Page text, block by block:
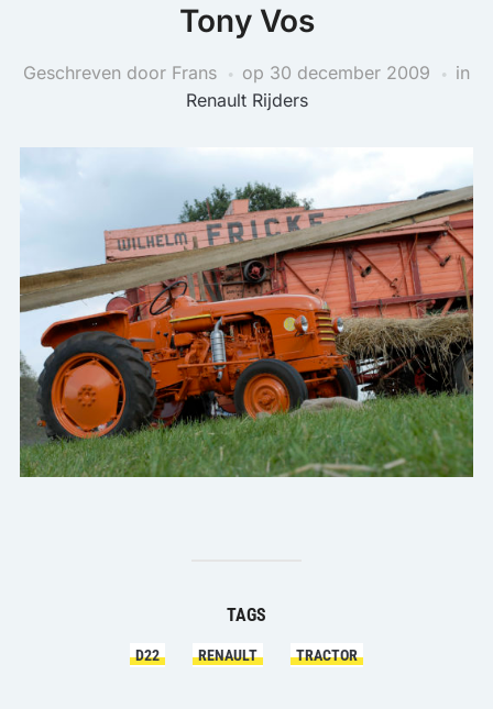
Tony Vos
Geschreven door Frans op 30 december 2009
in
Renault Rijders
TAGS
D22 RENAULT TRACTOR